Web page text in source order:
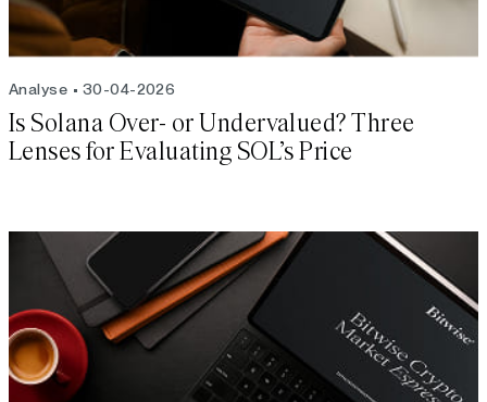
Analyse 30-04-2026
Is Solana Over- or Undervalued? Three
Lenses for Evaluating SOL’s Price